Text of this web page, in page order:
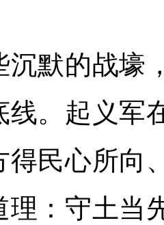
的战壕，
线。起义军
得民心所向
理：守土当